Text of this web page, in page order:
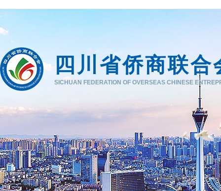
四川省侨商联合
SICHUAN FEDERATION OF OVERSEAS CHINESE